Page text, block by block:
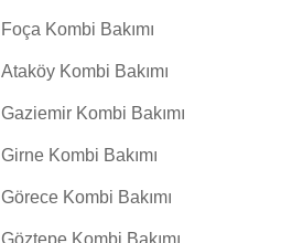
Foça Kombi Bakımı
Ataköy Kombi Bakımı
Gaziemir Kombi Bakımı
Girne Kombi Bakımı
Görece Kombi Bakımı
Göztepe Kombi Bakımı